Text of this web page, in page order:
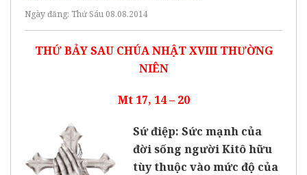
Ngày đăng: Thứ Sáu 08.08.2014
THỨ BẢY SAU CHÚA NHẬT XVIII THƯỜNG
NIÊN
Mt 17, 14 – 20
Sứ điệp: Sức mạnh của
đời sống người Kitô hữu
tùy thuộc vào mức độ của